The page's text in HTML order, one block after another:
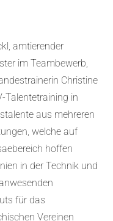
amtierender
im Teambewerb,
Christine
Talentetraining in
aus mehreren
welche auf
hoffen
in der Technik und
für das
Vereinen